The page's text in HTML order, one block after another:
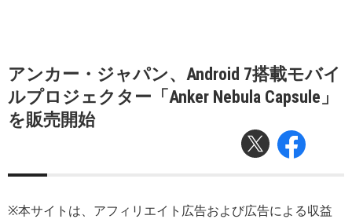
アンカー・ジャパン、Android 7搭載モバイ
ルプロジェクター「Anker Nebula Capsule」
を販売開始
※本サイトは、アフィリエイト広告および広告による収益